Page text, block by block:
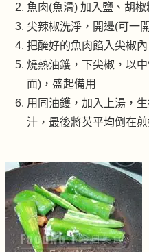
魚肉(魚滑) 加入鹽、胡
尖辣椒洗淨，開邊(可一
把醃好的魚肉餡入尖椒內
燒熱油鑊，下尖椒，以
面)，盛起備用
用同油鑊，加入上湯，
汁，最後將芡平均倒在